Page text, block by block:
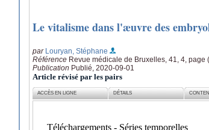
Le vitalisme dans l'æuvre des
par Louryan, Stéphane
Référence Revue médicale de Bruxelles, 41, 4, page
Publication Publié, 2020-09-01
Article révisé par les pairs
ACCÈS EN LIGNE DÉTAILS